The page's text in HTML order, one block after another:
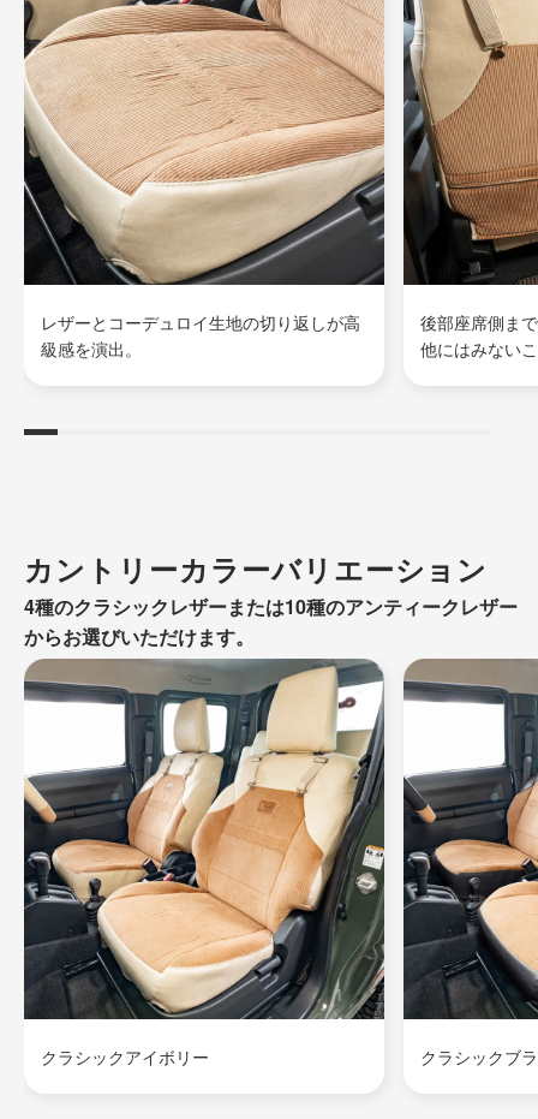
レザーとコーデュロイ生地の切り返しが高
級感を演出。
後部座席側ま
他にはみない
カントリーカラーバリエーション
4種のクラシックレザーまたは10種のアンティークレザー
からお選びいただけます。
クラシックアイボリー クラシックブ